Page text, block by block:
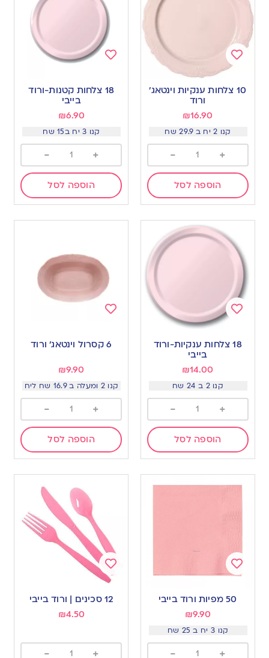
Add
to
wishlist
10 צלחות ענקיות וינטאג׳
ורוד
₪16.90
קנו 2 יח ב 29.9 שח
+
-
הוספה לסל
to
wishlist
18 צלחות קטנות-ורוד
בייבי
₪6.90
קנו 3 יח ב15 שח
+
-
הוספה לסל
to 18 צלחות ענקיות-ורוד
בייבי
₪14.00
קנו 2 ב 24 שח
+
-
הוספה לסל
wishlist
6 קסרול וינטאג׳ ורוד
₪9.90
קנו 2 ומעלה ב 16.9 שח ליח
+
-
הוספה לסל
wishlist
50 מפיות ורוד בייבי
₪9.90
קנו 3 יח ב 25 שח
+
-
Add
wishlist
12 סכינים | ורוד בייבי
₪4.50
+
-